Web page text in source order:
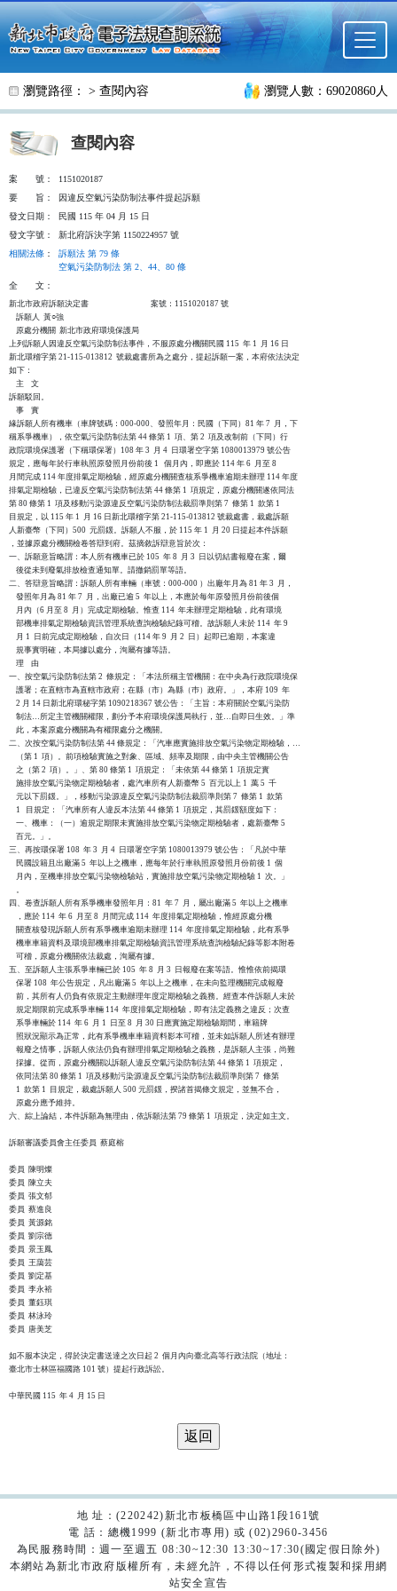
跳至主要內容
瀏覽路徑： > 查閱內容 瀏覽人數：69020860人
查閱內容
案 號：
1151020187
要
旨：
因違反空氣污染防制法事件提起訴願
發文日期：
民國 115 年 04 月 15 日
發文字號：
新北府訴決字第 1150224957 號
相關法條 ：
訴願法 第 79 條
空氣污染防制法 第 2、44、80 條
全
文：
新北市政府訴願決定書                                   案號：1151020187 號
    訴願人  黃○強
    原處分機關  新北市政府環境保護局
上列訴願人因違反空氣污染防制法事件，不服原處分機關民國 115  年 1  月 16 日
新北環稽字第 21-115-013812  號裁處書所為之處分，提起訴願一案，本府依法決定
如下：
    主    文
訴願駁回。
    事    實
緣訴願人所有機車（車牌號碼：000-000、發照年月：民國（下同）81 年 7  月，下
稱系爭機車），依空氣污染防制法第 44 條第 1  項、第 2  項及改制前（下同）行
政院環境保護署（下稱環保署）108 年 3  月 4  日環署空字第 1080013979 號公告
規定，應每年於行車執照原發照月份前後 1   個月內，即應於 114 年 6  月至 8
月間完成 114 年度排氣定期檢驗，經原處分機關查核系爭機車逾期未辦理 114 年度
排氣定期檢驗，已違反空氣污染防制法第 44 條第 1  項規定，原處分機關遂依同法
第 80 條第 1  項及移動污染源違反空氣污染防制法裁罰準則第 7  條第 1  款第 1
目規定，以 115 年 1  月 16 日新北環稽字第 21-115-013812 號裁處書，裁處訴願
人新臺幣（下同）500  元罰鍰。訴願人不服，於 115 年 1  月 20 日提起本件訴願
，並據原處分機關檢卷答辯到府。茲摘敘訴辯意旨於次：
一、訴願意旨略謂：本人所有機車已於 105  年 8  月 3  日以切結書報廢在案，爾
    後從未到廢氣排放檢查通知單。請撤銷罰單等語。
二、答辯意旨略謂：訴願人所有車輛（車號：000-000 ）出廠年月為 81 年 3  月，
    發照年月為 81 年 7  月，出廠已逾 5  年以上，本應於每年原發照月份前後個
    月內（6 月至 8  月）完成定期檢驗。惟查 114  年未辦理定期檢驗，此有環境
    部機車排氣定期檢驗資訊管理系統查詢檢驗紀錄可稽。故訴願人未於 114  年 9
    月 1  日前完成定期檢驗，自次日（114 年 9  月 2  日）起即已逾期，本案違
    規事實明確，本局據以處分，洵屬有據等語。
    理    由
一、按空氣污染防制法第 2  條規定：「本法所稱主管機關：在中央為行政院環境保
    護署；在直轄市為直轄市政府；在縣（市）為縣（巿）政府。」，本府 109  年
    2 月 14 日新北府環秘字第 1090218367 號公告：「主旨：本府關於空氣污染防
    制法…所定主管機關權限，劃分予本府環境保護局執行，並…自即日生效。」準
    此，本案原處分機關為有權限處分之機關。
二、次按空氣污染防制法第 44 條規定：「汽車應實施排放空氣污染物定期檢驗，…
    （第 1  項）。前項檢驗實施之對象、區域、頻率及期限，由中央主管機關公告
    之（第 2  項）。」、第 80 條第 1  項規定：「未依第 44 條第 1  項規定實
    施排放空氣污染物定期檢驗者，處汽車所有人新臺幣 5  百元以上 1  萬 5  千
    元以下罰鍰。」，移動污染源違反空氣污染防制法裁罰準則第 7  條第 1  款第
    1   目規定：「汽車所有人違反本法第 44 條第 1  項規定，其罰鍰額度如下：
    一、機車：（一）逾規定期限未實施排放空氣污染物定期檢驗者，處新臺幣 5
    百元。」。
三、再按環保署 108  年 3  月 4  日環署空字第 1080013979 號公告：「凡於中華
    民國設籍且出廠滿 5  年以上之機車，應每年於行車執照原發照月份前後 1  個
    月內，至機車排放空氣污染物檢驗站，實施排放空氣污染物定期檢驗 1  次。」
    。
四、卷查訴願人所有系爭機車發照年月：81  年 7  月，屬出廠滿 5  年以上之機車
    ，應於 114  年 6  月至 8  月間完成 114  年度排氣定期檢驗，惟經原處分機
    關查核發現訴願人所有系爭機車逾期未辦理 114  年度排氣定期檢驗，此有系爭
    機車車籍資料及環境部機車排氣定期檢驗資訊管理系統查詢檢驗紀錄等影本附卷
    可稽，原處分機關依法裁處，洵屬有據。
五、至訴願人主張系爭車輛已於 105  年 8  月 3  日報廢在案等語。惟惟依前揭環
    保署 108  年公告規定，凡出廠滿 5  年以上之機車，在未向監理機關完成報廢
    前，其所有人仍負有依規定主動辦理年度定期檢驗之義務。經查本件訴願人未於
    規定期限前完成系爭車輛 114  年度排氣定期檢驗，即有法定義務之違反；次查
    系爭車輛於 114  年 6  月 1  日至 8  月 30 日應實施定期檢驗期間，車籍牌
    照狀況顯示為正常，此有系爭機車車籍資料影本可稽，並未如訴願人所述有辦理
    報廢之情事，訴願人依法仍負有辦理排氣定期檢驗之義務，是訴願人主張，尚難
    採據。從而，原處分機關以訴願人違反空氣污染防制法第 44 條第 1  項規定，
    依同法第 80 條第 1  項及移動污染源違反空氣污染防制法裁罰準則第 7  條第
    1  款第 1  目規定，裁處訴願人 500 元罰鍰，揆諸首揭條文規定，並無不合，
    原處分應予維持。
六、綜上論結，本件訴願為無理由，依訴願法第 79 條第 1  項規定，決定如主文。
訴願審議委員會主任委員  蔡庭榕
委員  陳明燦
委員  陳立夫
委員  張文郁
委員  蔡進良
委員  黃源銘
委員  劉宗德
委員  景玉鳳
委員  王藹芸
委員  劉定基
委員  李永裕
委員  董鈺琪
委員  林泳玲
委員  唐美芝
如不服本決定，得於決定書送達之次日起 2  個月內向臺北高等行政法院（地址：
臺北市士林區福國路 101 號）提起行政訴訟。
地 址：(220242)新北市板橋區中山路1段161號
電 話：總機1999 (新北市專用) 或 (02)2960-3456
為民服務時間：週一至週五 08:30~12:30 13:30~17:30(國定假日除外)
本網站為新北市政府版權所有，未經允許，不得以任何形式複製和採用網
站安全宣告